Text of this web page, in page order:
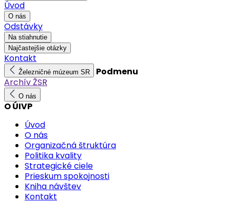
Úvod
O nás
Odstávky
Na stiahnutie
Najčastejšie otázky
Kontakt
Železničné múzeum SR
Podmenu
Archív ŽSR
O nás
O ÚIVP
Úvod
O nás
Organizačná štruktúra
Politika kvality
Strategické ciele
Prieskum spokojnosti
Kniha návštev
Kontakt